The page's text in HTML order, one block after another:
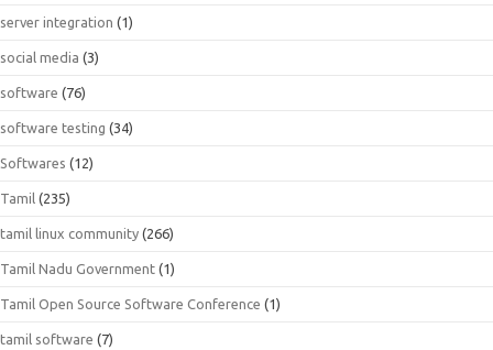
server integration (1)
social media (3)
software (76)
software testing (34)
Softwares (12)
Tamil (235)
tamil linux community (266)
Tamil Nadu Government (1)
Tamil Open Source Software Conference (1)
tamil software (7)